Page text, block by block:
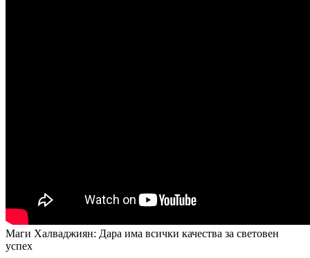
Маги Халваджиян: Дара има всички качества за световен
успех